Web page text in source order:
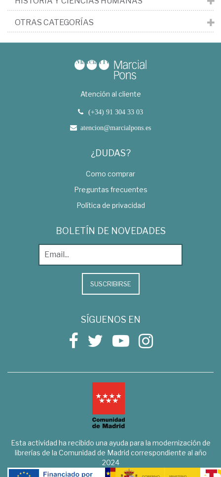
OTRAS CATEGORÍAS
Atención al cliente
(+34) 91 304 33 03
atencion@marcialpons.es
¿DUDAS?
Como comprar
Preguntas frecuentes
Política de privacidad
BOLETÍN DE NOVEDADES
SUSCRIBIRSE
SÍGUENOS EN
Esta actividad ha recibido una ayuda para la modernización de
librerías de la Comunidad de Madrid correspondiente al año
2024